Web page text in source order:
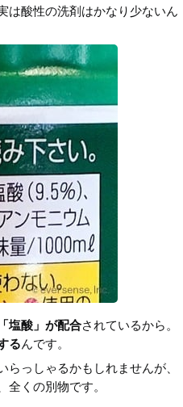
は酸性の洗剤はかなり少ないん
塩酸」が配合されているから。
るんです。
っしゃるかもしれませんが、
くの別物です。